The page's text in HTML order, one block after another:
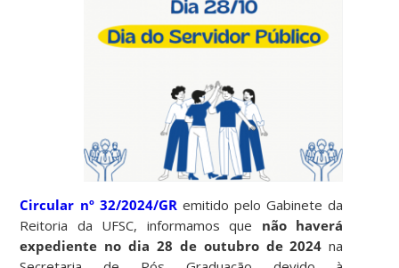
Circular nº 32/2024/GRemitido pelo Gabinete da
Reitoria da UFSC, informamos que não haverá
expediente no dia 28 de outubro de 2024na